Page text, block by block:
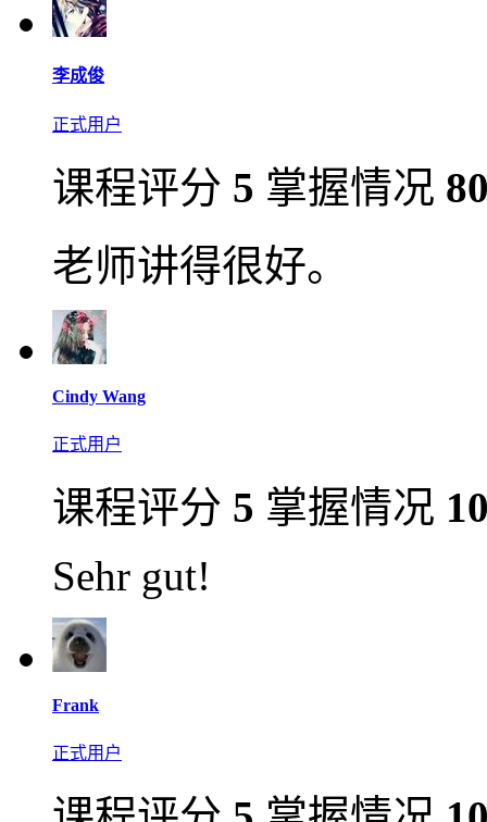
李成俊
正式用户
课程评分 5 掌握情况
老师讲得很好。
Cindy Wang
正式用户
课程评分 5 掌握情况
Sehr gut!
Frank
正式用户